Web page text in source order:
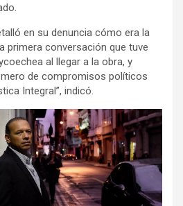
en su denuncia cómo era la
primera conversación que tuve
al llegar a la obra, y
de compromisos políticos
Integral”, indicó.